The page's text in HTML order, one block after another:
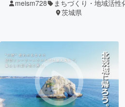
テクノロジー・ガジェット
映像・映画
meism728
まちづくり・地域活性
茨城県